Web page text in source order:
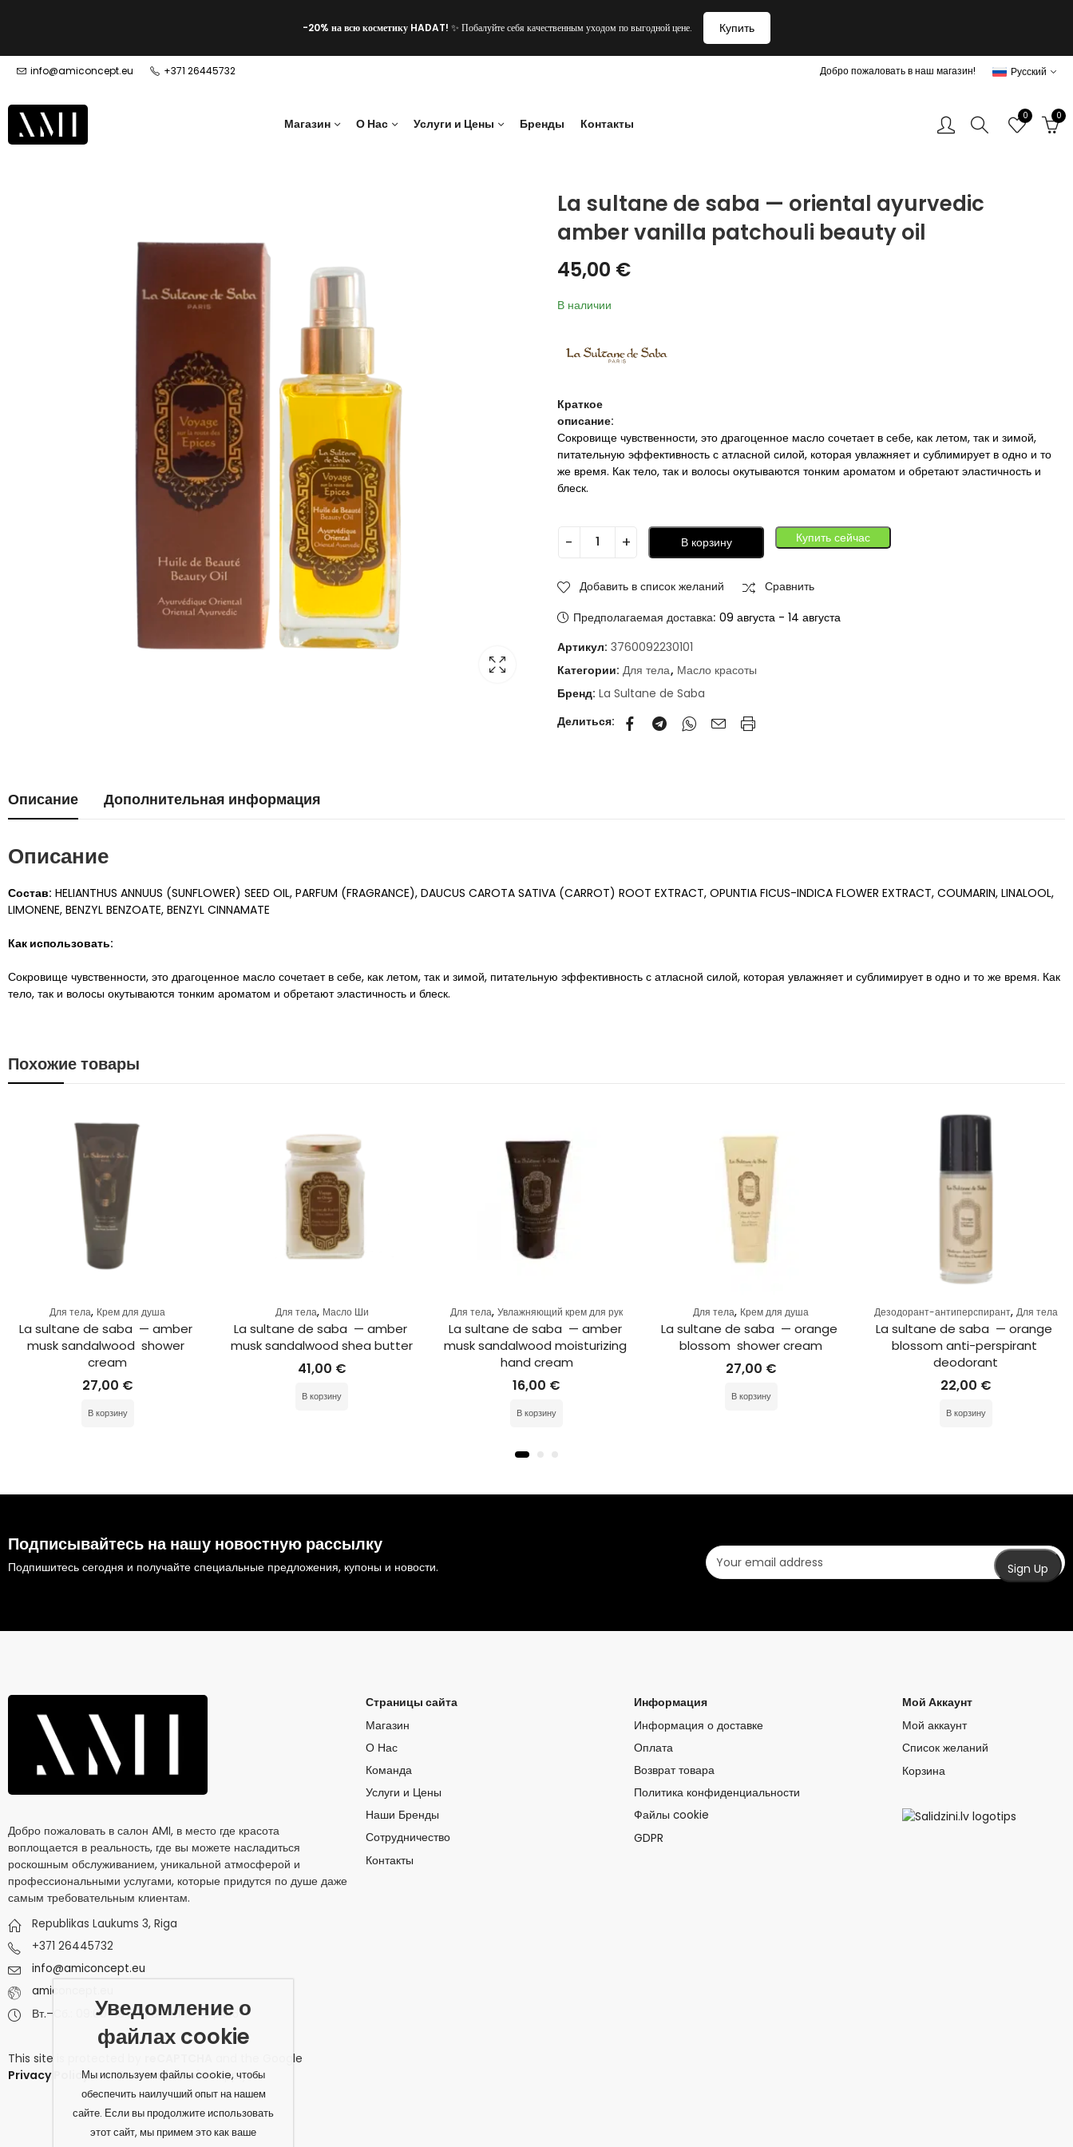
-20% на всю косметику HADAT! ✨ Побалуйте себя качественным уходом по выгодной цене. Купить
info@amiconcept.eu +371 26445732 Добро пожаловать в наш магазин! Русский
Магазин О Нас Услуги и Цены Бренды Контакты
0 0
La sultane de saba — oriental ayurvedic
amber vanilla patchouli beauty oil
45,00 €
В наличии
Краткое
описание:
Сокровище чувственности, это драгоценное масло сочетает в себе, как летом, так и зимой,
питательную эффективность с атласной силой, которая увлажняет и сублимирует в одно и то
же время. Как тело, так и волосы окутываются тонким ароматом и обретают эластичность и
блеск.
В корзину Купить сейчас
Добавить в список желаний
Сравнить
Предполагаемая доставка: 09 августа - 14 августа
Артикул: 3760092230101
Категории: Для тела, Масло красоты
Бренд: La Sultane de Saba
Делиться:
Описание Дополнительная информация
Описание
Состав: HELIANTHUS ANNUUS (SUNFLOWER) SEED OIL, PARFUM (FRAGRANCE), DAUCUS CAROTA SATIVA (CARROT) ROOT EXTRACT, OPUNTIA FICUS-INDICA FLOWER EXTRACT, COUMARIN, LINALOOL,
LIMONENE, BENZYL BENZOATE, BENZYL CINNAMATE
Как использовать:
Сокровище чувственности, это драгоценное масло сочетает в себе, как летом, так и зимой, питательную эффективность с атласной силой, которая увлажняет и сублимирует в одно и то же время. Как
тело, так и волосы окутываются тонким ароматом и обретают эластичность и блеск.
Похожие товары
Для тела, Крем для душа
La sultane de saba  — amber
musk sandalwood  shower
cream
27,00 €
В корзину
Для тела, Масло Ши
La sultane de saba  — amber
musk sandalwood shea butter
41,00 €
В корзину
Для тела,Увлажняющий крем для рук
La sultane de saba  — amber
musk sandalwood moisturizing
hand cream
16,00 €
В корзину
Для тела, Крем для душа
La sultane de saba  — orange
blossom  shower cream
27,00 €
В корзину
Дезодорант-антиперспирант, Для тела
La sultane de saba  — orange
blossom anti-perspirant
deodorant
22,00 €
В корзину
Подписывайтесь на нашу новостную рассылку
Подпишитесь сегодня и получайте специальные предложения, купоны и новости.
Добро пожаловать в салон AMI, в место где красота
воплощается в реальность, где вы можете насладиться
роскошным обслуживанием, уникальной атмосферой и
профессиональными услугами, которые придутся по душе даже
самым требовательным клиентам.
Republikas Laukums 3, Riga
+371 26445732
info@amiconcept.eu
amiconcept.eu
Вт.–Сб.: 09:00–19:00 | Вс.–Пн.: Закрыто
This site is protected by
and the Google
Privacy PolicyandTerms of Serviceapply.
Страницы сайта
Магазин
О Нас
Команда
Услуги и Цены
Наши Бренды
Сотрудничество
Контакты
Информация
Информация о доставке
Оплата
Возврат товара
Политика конфиденциальности
Файлы cookie
GDPR
Мой Аккаунт
Мой аккаунт
Список желаний
Корзина
Уведомление о
файлах cookie
Мы используем файлы cookie, чтобы
обеспечить наилучший опыт на нашем
сайте. Если вы продолжите использовать
этот сайт, мы примем это как ваше